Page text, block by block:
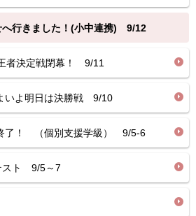
へ行きました！(小中連携) 9/12
者決定戦閉幕！ 9/11
いよ明日は決勝戦 9/10
了！ （個別支援学級） 9/5-6
スト 9/5～7